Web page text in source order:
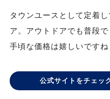
タウンユースとして定着
ア。アウトドアでも普段
手頃な価格は嬉しいですね
公式サイトをチェッ